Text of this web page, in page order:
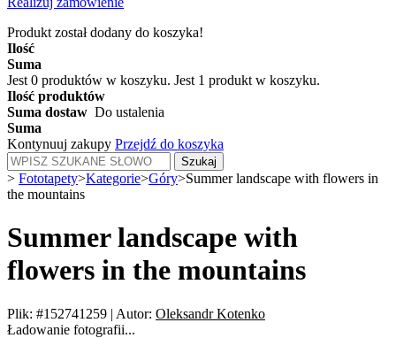
Produkt został dodany do koszyka!
Ilość
Suma
Jest 0 produktów w koszyku. Jest 1 produkt w koszyku.
Ilość produktów
Suma dostaw Do ustalenia
Suma
Kontynuuj zakupy Przejdź do koszyka
Szukaj
> Fototapety>Kategorie>Góry>Summer landscape with flowers in
the mountains
Summer landscape with
flowers in the mountains
Plik: #152741259 | Autor: Oleksandr Kotenko
Ładowanie fotografii...